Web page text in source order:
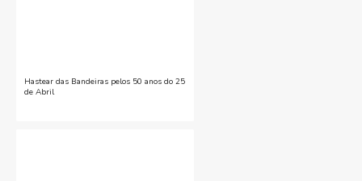
Hastear das Bandeiras pelos 50 anos do 25
de Abril